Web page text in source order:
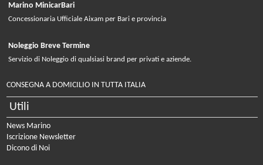
Marino MinicarBari
Concessionaria Ufficiale Aixam per Bari e provincia
Noleggio Breve Termine
Servizio di Noleggio di qualsiasi brand per privati e aziende.
CONSEGNA A DOMICILIO IN TUTTA ITALIA
Utili
News Marino
Iscrizione Newsletter
Dicono di Noi